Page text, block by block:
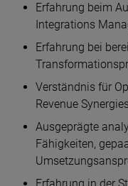
Erfahrung beim
Integrations
Erfahrung bei
Verständnis für
Revenue
Ausgeprägte
Fähigkeiten,